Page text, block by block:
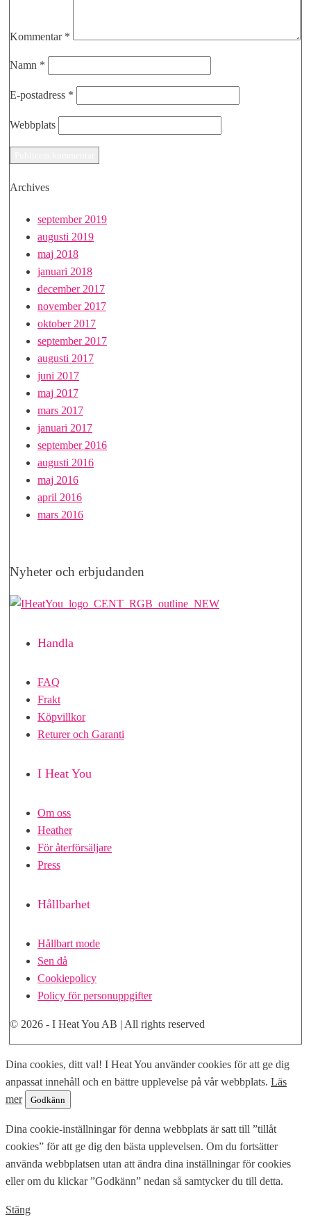
Kommentar *
Namn *
E-postadress *
Webbplats
Archives
september 2019
augusti 2019
maj 2018
januari 2018
december 2017
november 2017
oktober 2017
september 2017
augusti 2017
juni 2017
maj 2017
mars 2017
januari 2017
september 2016
augusti 2016
maj 2016
april 2016
mars 2016
Nyheter och erbjudanden
Handla
FAQ
Frakt
Köpvillkor
Returer och Garanti
I Heat You
Om oss
Heather
För återförsäljare
Press
Hållbarhet
Hållbart mode
Sen då
Cookiepolicy
Policy för personuppgifter
© 2026 - I Heat You AB | All rights reserved
till
toppen
Dina cookies, ditt val! I Heat You använder cookies för att ge dig
anpassat innehåll och en bättre upplevelse på vår webbplats. Läs
mer
Godkänn
Dina cookie-inställningar för denna webbplats är satt till ”tillåt
cookies” för att ge dig den bästa upplevelsen. Om du fortsätter
använda webbplatsen utan att ändra dina inställningar för cookies
eller om du klickar ”Godkänn” nedan så samtycker du till detta.
Stäng